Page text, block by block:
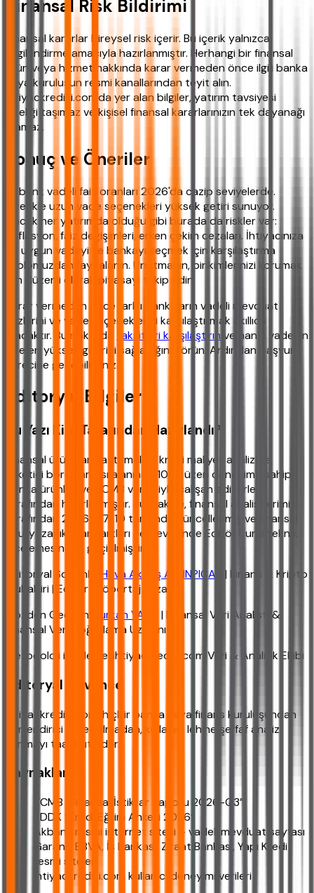
Finansal Risk Bildirimi
Finansal kararlar bireysel risk içerir. Bu içerik yalnızca
bilgilendirme amacıyla hazırlanmıştır. Herhangi bir finansal
ürün veya hizmet hakkında karar vermeden önce ilgili banka
veya kuruluşun resmi kanallarından teyit alın.
ihtiyackredisi.com'da yer alan bilgiler, yatırım tavsiyesi
niteliği taşımaz ve kişisel finansal kararlarınızın tek dayanağı
olamaz.
Sonuç ve Öneriler
Akbank vadeli faiz oranları 2026'da cazip seviyelerde.
Özellikle uzun vade seçenekleri yüksek getiri sunuyor.
Ancak her yatırımda olduğu gibi burada da riskler var:
enflasyon, faiz değişimleri, erken çekim cezaları. İhtiyacınıza
en uygun vadeyi ve bankayı seçmek için karşılaştırma
tablomuzdan faydalanın. Unutmayın, birikimlerinizi korumak
için düzenli olarak piyasayı takip edin.
Karar vermeden önce farklı bankaların vadeli mevduat
faizlerini ve vade seçeneklerini karşılaştırmak akıllıca
olacaktır. Bu noktada
taksitleri karşılaştırın ve hangi vadenin
size en yüksek getiriyi sağladığını görün. Ardından başvuru
sürecine geçebilirsiniz.
Editoryal Bilgiler
Bu Yazı Kim Tarafından Hazırlandı?
Finansal ürün karşılaştırmaları, kredi maliyet analizi ve
tüketici borçlanması alanında 10 yıl üzeri deneyime sahip,
banka ürünleri ve TCMB verileriyle çalışan editörler
tarafından hazırlanmıştır. Bu makale, finansal analistlerimiz
tarafından 2026-07-10 tarihinde güncellenmiş ve finansal
okuryazarlık standartları çerçevesinde Editör Kurul teknik
incelemesinden geçirilmiştir.
Editoryal Sorumlu:
Hava Akbaş ALTINPIÇAK
| Finans & Kripto
Muhabiri | Editör | Röportaj Yazarı
Gözden Geçiren:
Furkan YAKA
| Finansal Veri Analisti &
Finansal Veri Doğrulama Uzmanı
Metodoloji inceleme: ihtiyackredisi.com Veri & Analitik Ekibi
Editoryal Güvence
ihtiyackredisi.com, hiçbir banka veya finans kuruluşundan
yönlendirici ücret almadan, kullanıcı lehine şeffaf analiz
sunmayı taahhüt eder.
Kaynaklar
TCMB “Finansal İstikrar Raporu 2026-Q3”
BDDK “Kredi Eğilim Anketi 2026”
Akbank resmi internet sitesi – vadeli mevduat sayfası
Garanti BBVA, İş Bankası, Ziraat Bankası, Yapı Kredi
resmi siteleri
ihtiyackredisi.com kullanıcı deneyimi verileri